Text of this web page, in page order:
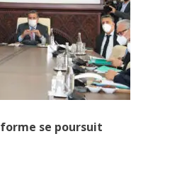
se poursuit